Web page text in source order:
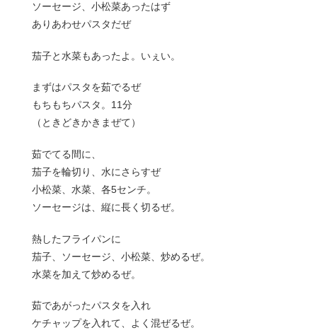
ソーセージ、小松菜あったはず
ありあわせパスタだぜ
茄子と水菜もあったよ。いぇい。
まずはパスタを茹でるぜ
もちもちパスタ。11分
（ときどきかきまぜて）
茹でてる間に、
茄子を輪切り、水にさらすぜ
小松菜、水菜、各5センチ。
ソーセージは、縦に長く切るぜ。
熱したフライパンに
茄子、ソーセージ、小松菜、炒めるぜ。
水菜を加えて炒めるぜ。
茹であがったパスタを入れ
ケチャップを入れて、よく混ぜるぜ。